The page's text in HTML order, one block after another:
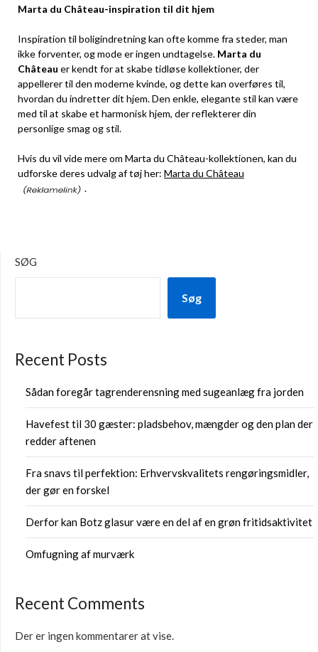
Marta du Château-inspiration til dit hjem
Inspiration til boligindretning kan ofte komme fra steder, man
ikke forventer, og mode er ingen undtagelse. Marta du
Château er kendt for at skabe tidløse kollektioner, der
appellerer til den moderne kvinde, og dette kan overføres til,
hvordan du indretter dit hjem. Den enkle, elegante stil kan være
med til at skabe et harmonisk hjem, der reflekterer din
personlige smag og stil.
Hvis du vil vide mere om Marta du Château-kollektionen, kan du
udforske deres udvalg af tøj her: Marta du Château
.
SØG
Søg
Recent Posts
Sådan foregår tagrenderensning med sugeanlæg fra jorden
Havefest til 30 gæster: pladsbehov, mængder og den plan der
redder aftenen
Fra snavs til perfektion: Erhvervskvalitets rengøringsmidler,
der gør en forskel
Derfor kan Botz glasur være en del af en grøn fritidsaktivitet
Omfugning af murværk
Recent Comments
Der er ingen kommentarer at vise.